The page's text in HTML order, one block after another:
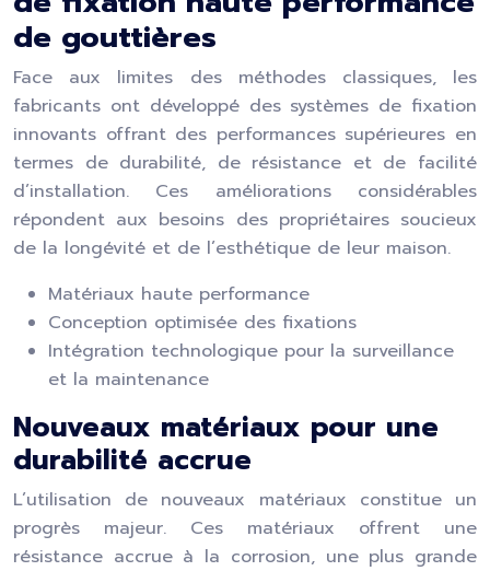
de gouttières
Face aux limites des méthodes classiques, les
fabricants ont développé des systèmes de fixation
innovants offrant des performances supérieures en
termes de durabilité, de résistance et de facilité
d’installation. Ces améliorations considérables
répondent aux besoins des propriétaires soucieux
de la longévité et de l’esthétique de leur maison.
Matériaux haute performance
Conception optimisée des fixations
Intégration technologique pour la surveillance
et la maintenance
Nouveaux matériaux pour une
durabilité accrue
L’utilisation de nouveaux matériaux constitue un
progrès majeur. Ces matériaux offrent une
résistance accrue à la corrosion, une plus grande